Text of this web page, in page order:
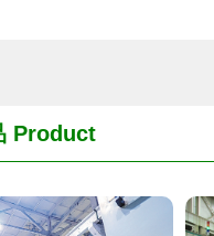
Product